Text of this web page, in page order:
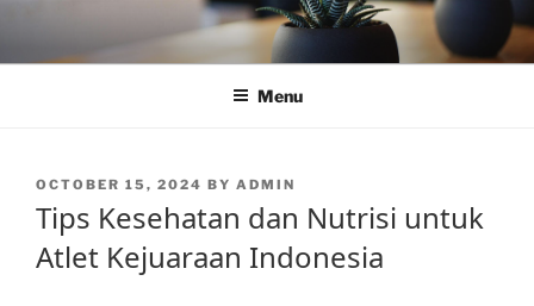
content
Menu
POSTED
ON
OCTOBER 15, 2024 BY ADMIN
Tips Kesehatan dan Nutrisi untuk
Atlet Kejuaraan Indonesia